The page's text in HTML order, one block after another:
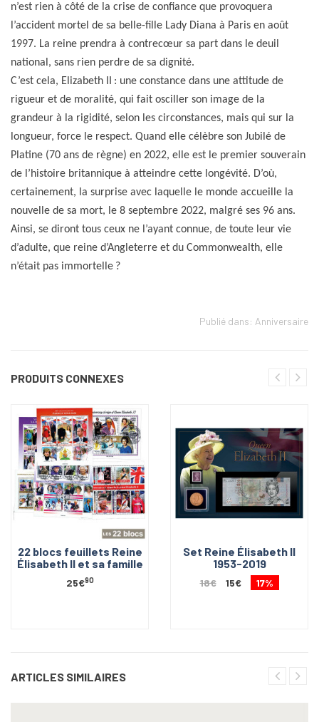
n’est rien à côté de la crise de confiance que provoquera
l’accident mortel de sa belle-fille Lady Diana à Paris en août
1997. La reine prendra à contrecœur sa part dans le deuil
national, sans rien perdre de sa dignité.
C’est cela, Elizabeth II : une constance dans une attitude de
rigueur et de moralité, qui fait osciller son image de la
grandeur à la rigidité, selon les circonstances, mais qui sur la
longueur, force le respect. Quand elle célèbre son Jubilé de
Platine (70 ans de règne) en 2022, elle est le premier souverain
de l’histoire britannique à atteindre cette longévité. D’où,
certainement, la surprise avec laquelle le monde accueille la
nouvelle de sa mort, le 8 septembre 2022, malgré ses 96 ans.
Ainsi, se diront tous ceux ne l’ayant connue, de toute leur vie
d’adulte, que reine d’Angleterre et du Commonwealth, elle
n’était pas immortelle ?
Publié dans: Anniversaire
PRODUITS CONNEXES
22 blocs feuillets Reine
Élisabeth II et sa famille
25€90
Set Reine Élisabeth II
1953-2019
18€ 15€ 17%
ARTICLES SIMILAIRES